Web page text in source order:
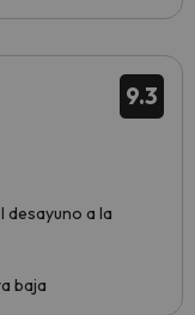
9.3
desayuno a la
baja